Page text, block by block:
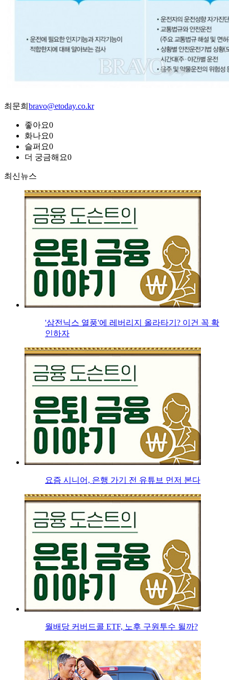
최문희 bravo@etoday.co.kr
좋아요0
화나요0
슬퍼요0
더 궁금해요0
최신뉴스
'삼전닉스 열풍'에 레버리지 올라타기? 이건 꼭 확
인하자
요즘 시니어, 은행 가기 전 유튜브 먼저 본다
월배당 커버드콜 ETF, 노후 구원투수 될까?